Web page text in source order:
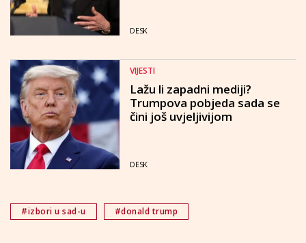
DESK
VIJESTI
Lažu li zapadni mediji?
Trumpova pobjeda sada se
čini još uvjeljivijom
DESK
#izbori u sad-u #donald trump